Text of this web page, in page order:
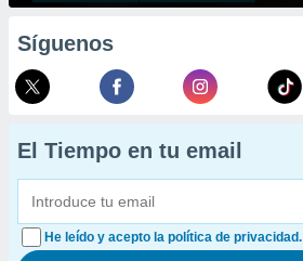
Síguenos
El Tiempo en tu email
He leído y acepto la política de privacidad.